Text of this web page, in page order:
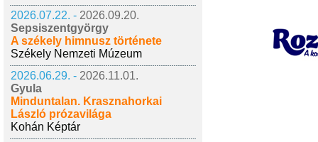
2026.07.22. - 2026.09.20.
Sepsiszentgyörgy
A székely himnusz története
Székely Nemzeti Múzeum
2026.06.29. - 2026.11.01.
Gyula
Minduntalan. Krasznahorkai
László prózavilága
Kohán Képtár